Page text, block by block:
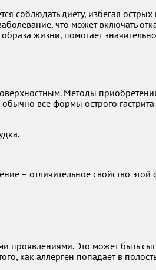
соблюдать диету, избегая
что может включать
жизни, помогает значительно
Методы
все формы острого
– отличительное свойство
Это может быть
как аллерген попадает в